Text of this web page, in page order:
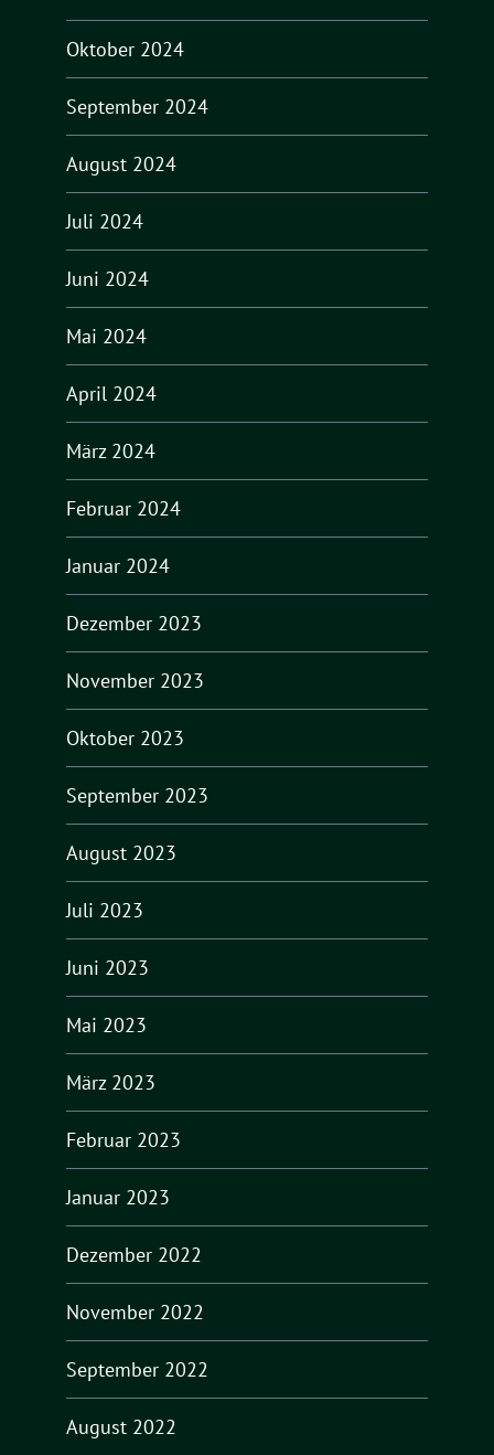
Oktober 2024
September 2024
August 2024
Juli 2024
Juni 2024
Mai 2024
April 2024
März 2024
Februar 2024
Januar 2024
Dezember 2023
November 2023
Oktober 2023
September 2023
August 2023
Juli 2023
Juni 2023
Mai 2023
März 2023
Februar 2023
Januar 2023
Dezember 2022
November 2022
September 2022
August 2022